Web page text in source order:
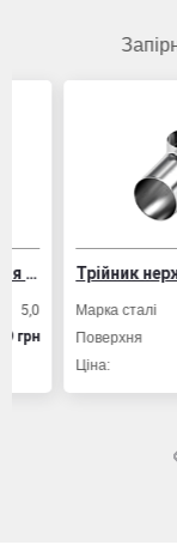
Запірна
Трійник
Марка сталі
Поверхня